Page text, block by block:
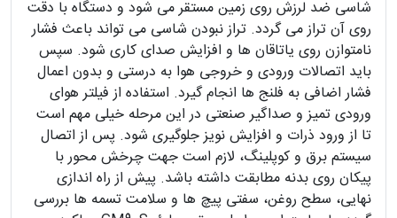
شاسی ضد لرزش روی زمین مستقر می‌ شود و دستگاه با دقت
روی آن تراز می‌ گردد. تراز نبودن شاسی می‌ تواند باعث فشار
نامتوازن روی یاتاقان‌ ها و افزایش صدای کاری شود. سپس
باید اتصالات ورودی و خروجی هوا به‌ درستی و بدون اعمال
فشار اضافی به فلنج‌ ها انجام گیرد. استفاده از فیلتر هوای
ورودی تمیز و صداگیر صنعتی در این مرحله خیلی مهم است
تا از ورود ذرات و افزایش نویز جلوگیری شود. پس از اتصال
سیستم برق و کوپلینگ، لازم است جهت چرخش محور با
پیکان روی بدنه مطابقت داشته باشد. پیش از راه‌ اندازی
نهایی، سطح روغن، سفتی پیچ‌ ها و سلامت تسمه‌ ها بررسی